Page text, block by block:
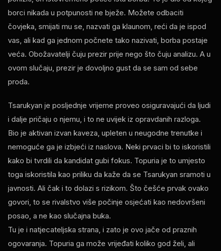
borci nikada u potpunosti ne bježe. Možete odbaciti
čovjeka, smijati mu se, nazvati ga klaunom, reći da je ispod
vas, ali kad ga jednom počnete tako nazivati, borba postaje
veća. Obožavatelji čuju prezir prije nego što čuju analizu. A u
ovom slučaju, prezir je dovoljno gust da se sam od sebe
proda.
Tsarukyan je posljednje vrijeme proveo osiguravajući da ljudi
i dalje pričaju o njemu, i to ne uvijek iz opravdanih razloga.
Bio je aktivan izvan kaveza, upleten u neugodne trenutke i
nemoguće ga je izbjeći iz naslova. Neki prvaci bi to iskoristili
kako bi tvrdili da kandidat gubi fokus. Topuria je to umjesto
toga iskoristila kao priliku da kaže da se Tsarukyan sramoti u
javnosti. Ali čak i to dolazi s rizikom. Što češće prvak ovako
govori, to se rivalstvo više počinje osjećati kao nedovršeni
posao, a ne kao slučajna buka.
Tu je i natjecateljska strana, i zato je ovo jače od praznih
ogovaranja. Topuria ga može vrijeđati koliko god želi, ali